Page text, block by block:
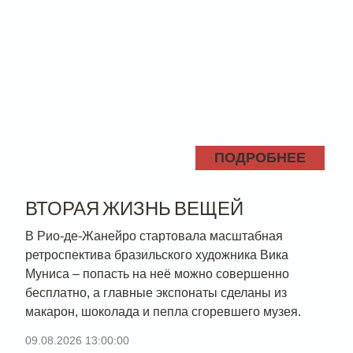
ПОДРОБНЕЕ
ВТОРАЯ ЖИЗНЬ ВЕЩЕЙ
В Рио-де-Жанейро стартовала масштабная
ретроспектива бразильского художника Вика
Муниса – попасть на неё можно совершенно
бесплатно, а главные экспонаты сделаны из
макарон, шоколада и пепла сгоревшего музея.
09.08.2026 13:00:00